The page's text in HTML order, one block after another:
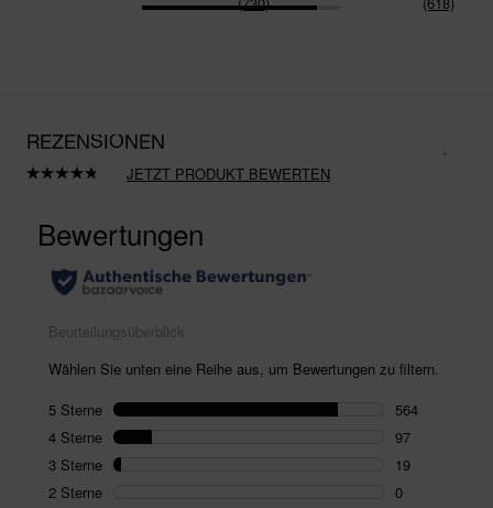
REZENSIONEN
680
Link
auf
derselben
Seite.
JETZT PRODUKT BEWERTEN